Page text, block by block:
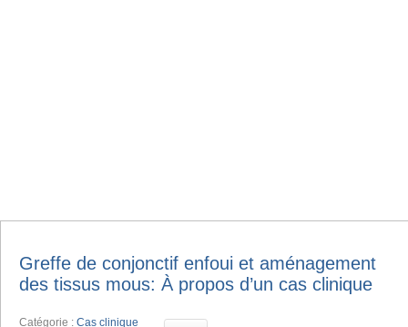
Greffe de conjonctif enfoui et aménagement
des tissus mous: À propos d’un cas clinique
Catégorie : Cas clinique